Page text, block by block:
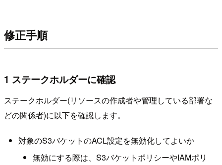
修正手順
1 ステークホルダーに確認
ステークホルダー(リソースの作成者や管理している部署な
どの関係者)に以下を確認します。
対象のS3バケットのACL設定を無効化してよいか
無効にする際は、S3バケットポリシーやIAMポリ